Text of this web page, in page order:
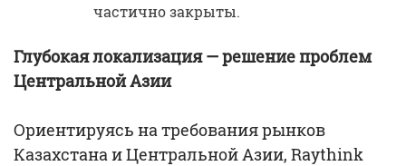
частично закрыты.
Глубокая локализация — решение проблем
Центральной Азии
Ориентируясь на требования рынков
Казахстана и Центральной Азии, Raythink